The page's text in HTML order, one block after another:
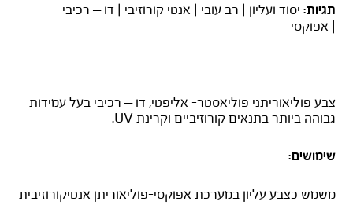
תגיות: יסוד ועליון | רב עובי | אנטי קורוזיבי | דו – רכיבי
| אפוקסי
צבע פוליאוריתני פוליאסטר- אליפטי, דו – רכיבי בעל עמידות
גבוהה ביותר בתנאים קורוזיביים וקרינת UV.
שימושים:
משמש כצבע עליון במערכת אפוקסי-פוליאוריתן אנטיקורוזיבית